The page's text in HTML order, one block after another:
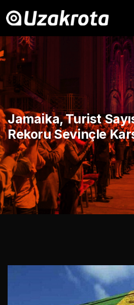
Jamaika, Turist
Rekoru Sevinçle